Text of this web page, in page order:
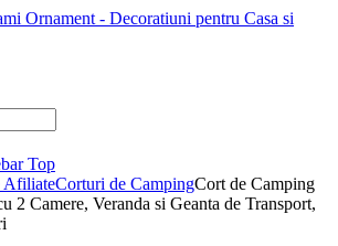
Ornament - Decoratiuni pentru Casa si
Top
AfiliateCorturi de CampingCort de Camping
2 Camere, Veranda si Geanta de Transport,